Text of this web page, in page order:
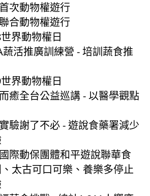
次動物權遊行
合動物權遊行
界動物權日
蔬活推廣訓練營 - 培訓蔬食推
界動物權日
癒全台公益巡講 - 以醫學觀點
驗謝了不必 - 遊說食藥署減少
際動保團體和平遊說聯華食
太古可口可樂、養樂多停止